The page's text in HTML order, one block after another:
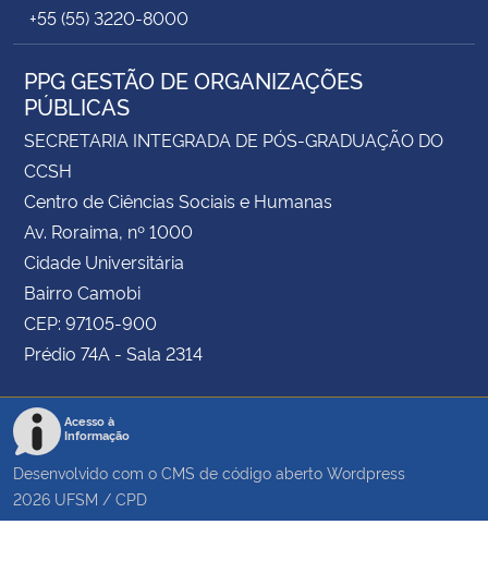
+55 (55) 3220-8000
PPG GESTÃO DE ORGANIZAÇÕES
PÚBLICAS
SECRETARIA INTEGRADA DE PÓS-GRADUAÇÃO DO
CCSH
Centro de Ciências Sociais e Humanas
Av. Roraima, nº 1000
Cidade Universitária
Bairro Camobi
CEP: 97105-900
Prédio 74A - Sala 2314
Acesso à
Informação
Desenvolvido com o CMS de código aberto Wordpress
2026 UFSM / CPD